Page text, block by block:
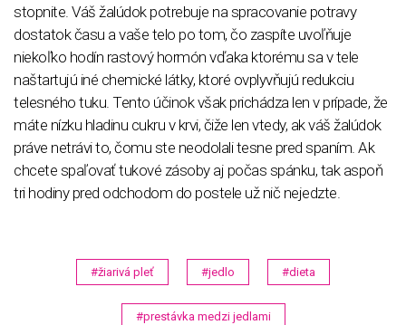
stopnite. Váš žalúdok potrebuje na spracovanie potravy
dostatok času a vaše telo po tom, čo zaspíte uvoľňuje
niekoľko hodín rastový hormón vďaka ktorému sa v tele
naštartujú iné chemické látky, ktoré ovplyvňujú redukciu
telesného tuku. Tento účinok však prichádza len v prípade, že
máte nízku hladinu cukru v krvi, čiže len vtedy, ak váš žalúdok
práve netrávi to, čomu ste neodolali tesne pred spaním. Ak
chcete spaľovať tukové zásoby aj počas spánku, tak aspoň
tri hodiny pred odchodom do postele už nič nejedzte.
#žiarivá pleť #jedlo #dieta
#prestávka medzi jedlami